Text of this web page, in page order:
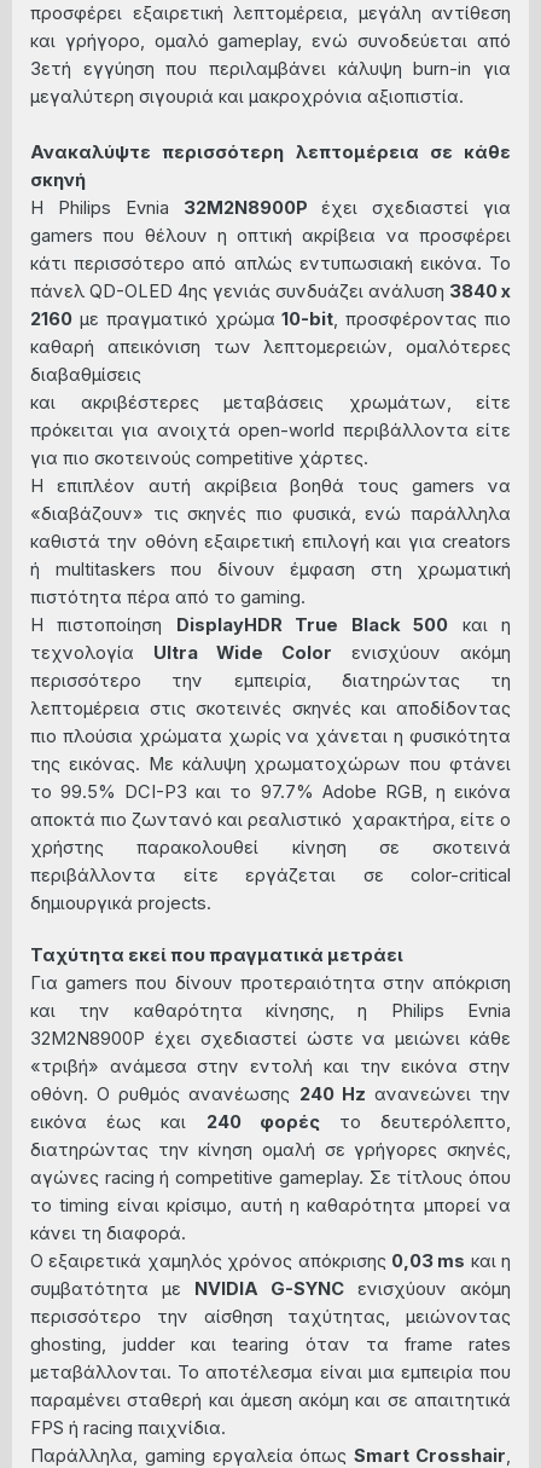
προσφέρει εξαιρετική λεπτομέρεια, μεγάλη αντίθεση
και γρήγορο, ομαλό gameplay, ενώ συνοδεύεται από
3ετή εγγύηση που περιλαμβάνει κάλυψη burn-in για
μεγαλύτερη σιγουριά και μακροχρόνια αξιοπιστία.
Ανακαλύψτε περισσότερη λεπτομέρεια σε κάθε
σκηνή
Η Philips Evnia 32M2N8900P έχει σχεδιαστεί για
gamers που θέλουν η οπτική ακρίβεια να προσφέρει
κάτι περισσότερο από απλώς εντυπωσιακή εικόνα. Το
πάνελ QD-OLED 4ης γενιάς συνδυάζει ανάλυση 3840 x
2160 με πραγματικό χρώμα10-bit , προσφέροντας πιο
καθαρή απεικόνιση των λεπτομερειών, ομαλότερες
διαβαθμίσεις
και ακριβέστερες μεταβάσεις χρωμάτων, είτε
πρόκειται για ανοιχτά open-world περιβάλλοντα είτε
για πιο σκοτεινούς competitive χάρτες.
Η επιπλέον αυτή ακρίβεια βοηθά τους gamers να
«διαβάζουν» τις σκηνές πιο φυσικά, ενώ παράλληλα
καθιστά την οθόνη εξαιρετική επιλογή και για creators
ή multitaskers που δίνουν έμφαση στη χρωματική
πιστότητα πέρα από το gaming.
Η πιστοποίηση DisplayHDR True Black 500 και η
τεχνολογία Ultra Wide Color ενισχύουν ακόμη
περισσότερο την εμπειρία, διατηρώντας τη
λεπτομέρεια στις σκοτεινές σκηνές και αποδίδοντας
πιο πλούσια χρώματα χωρίς να χάνεται η φυσικότητα
της εικόνας. Με κάλυψη χρωματοχώρων που φτάνει
το 99.5% DCI-P3 και το 97.7% Adobe RGB, η εικόνα
αποκτά πιο ζωντανό και ρεαλιστικό χαρακτήρα, είτε ο
χρήστης παρακολουθεί κίνηση σε σκοτεινά
περιβάλλοντα είτε εργάζεται σε color-critical
δημιουργικά projects.
Ταχύτητα εκεί που πραγματικά μετράει
Για gamers που δίνουν προτεραιότητα στην απόκριση
και την καθαρότητα κίνησης, η Philips Evnia
32M2N8900P έχει σχεδιαστεί ώστε να μειώνει κάθε
«τριβή» ανάμεσα στην εντολή και την εικόνα στην
οθόνη. Ο ρυθμός ανανέωσης 240 Hz ανανεώνει την
εικόνα έως και 240 φορέςτο δευτερόλεπτο,
διατηρώντας την κίνηση ομαλή σε γρήγορες σκηνές,
αγώνες racing ή competitive gameplay. Σε τίτλους όπου
το timing είναι κρίσιμο, αυτή η καθαρότητα μπορεί να
κάνει τη διαφορά.
Ο εξαιρετικά χαμηλός χρόνος απόκρισης 0,03 ms και η
συμβατότητα με NVIDIA G-SYNC ενισχύουν ακόμη
περισσότερο την αίσθηση ταχύτητας, μειώνοντας
ghosting, judder και tearing όταν τα frame rates
μεταβάλλονται. Το αποτέλεσμα είναι μια εμπειρία που
παραμένει σταθερή και άμεση ακόμη και σε απαιτητικά
FPS ή racing παιχνίδια.
Παράλληλα, gaming εργαλεία όπωςSmart Crosshair